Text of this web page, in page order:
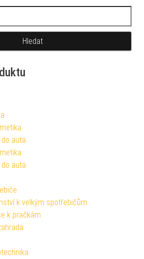
auta
auta
k velkým spotřebičům
k pračkám